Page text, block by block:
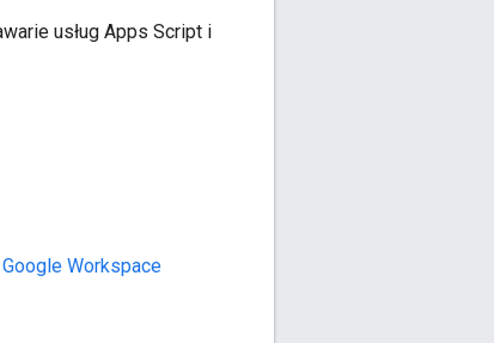
usług Apps Script i
Google Workspace